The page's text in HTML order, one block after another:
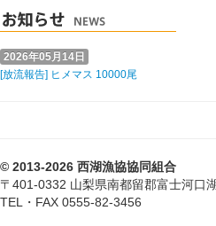
2026年05月14日
[放流報告] ヒメマス 10000尾
© 2013-2026 西湖漁協協同組合
〒401-0332 山梨県南都留郡富士河口
TEL・FAX 0555-82-3456